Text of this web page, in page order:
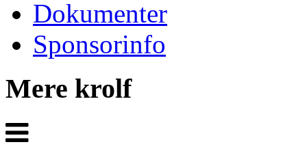
Dokumenter
Sponsorinfo
Mere krolf